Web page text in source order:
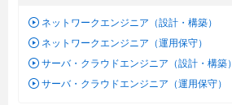
ネットワークエンジニア（設計・構築）
ネットワークエンジニア（運用保守）
サーバ・クラウドエンジニア（設計・構築）
サーバ・クラウドエンジニア（運用保守）